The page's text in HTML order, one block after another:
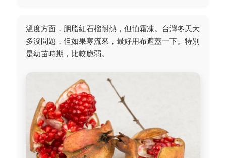
溫度方面，胭脂紅石榴耐熱，但怕霜凍。台灣冬天大
多沒問題，但如果寒流來，最好用布遮蓋一下。特別
是幼苗時期，比較脆弱。